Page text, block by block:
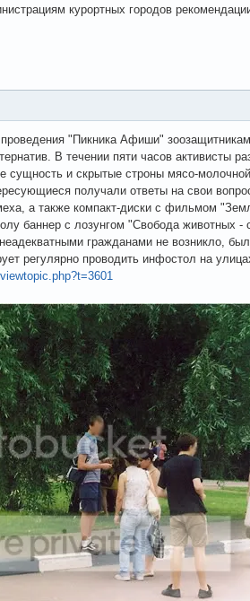
курортных городов
"Пикника Афиши"
В течении пяти часов активисты
и скрытые строны мясо-
получали ответы на свои
а также компакт-диски с фильмом
баннер с лозунгом "Свобода животных
гражданами не возникло,
регулярно проводить инфостол на